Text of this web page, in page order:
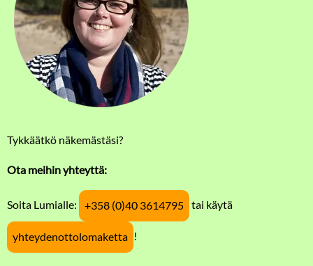
Tykkäätkö näkemästäsi?
Ota meihin yhteyttä:
Soita Lumialle: +358 (0)40 3614795 tai käytä
yhteydenottolomaketta !